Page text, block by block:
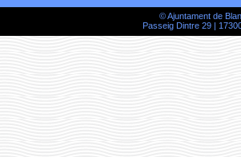
© Ajuntament de
Passeig Dintre 29 |